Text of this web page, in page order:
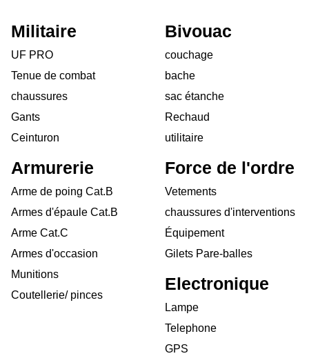
Militaire
UF PRO
Tenue de combat
chaussures
Gants
Ceinturon
Bivouac
couchage
bache
sac étanche
Rechaud
utilitaire
Armurerie
Arme de poing Cat.B
Armes d'épaule Cat.B
Arme Cat.C
Armes d'occasion
Munitions
Coutellerie/ pinces
Force de l'ordre
Vetements
chaussures d'interventions
Équipement
Gilets Pare-balles
Electronique
Lampe
Telephone
GPS